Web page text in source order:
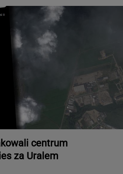
centrum
za Uralem